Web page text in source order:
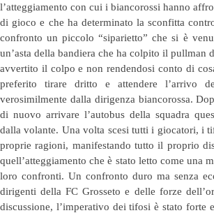
l’atteggiamento con cui i biancorossi hanno
di gioco e che ha determinato la sconfitta
confronto un piccolo “siparietto” che si è
un’asta della bandiera che ha colpito il pullman
avvertito il colpo e non rendendosi conto di
preferito tirare dritto e attendere l’arrivo
verosimilmente dalla dirigenza biancorossa.
di nuovo arrivare l’autobus della squadra
dalla volante. Una volta scesi tutti i giocatori, i
proprie ragioni, manifestando tutto il proprio
quell’atteggiamento che è stato letto come una
loro confronti. Un confronto duro ma senza
dirigenti della FC Grosseto e delle forze
discussione, l’imperativo dei tifosi è stato forte